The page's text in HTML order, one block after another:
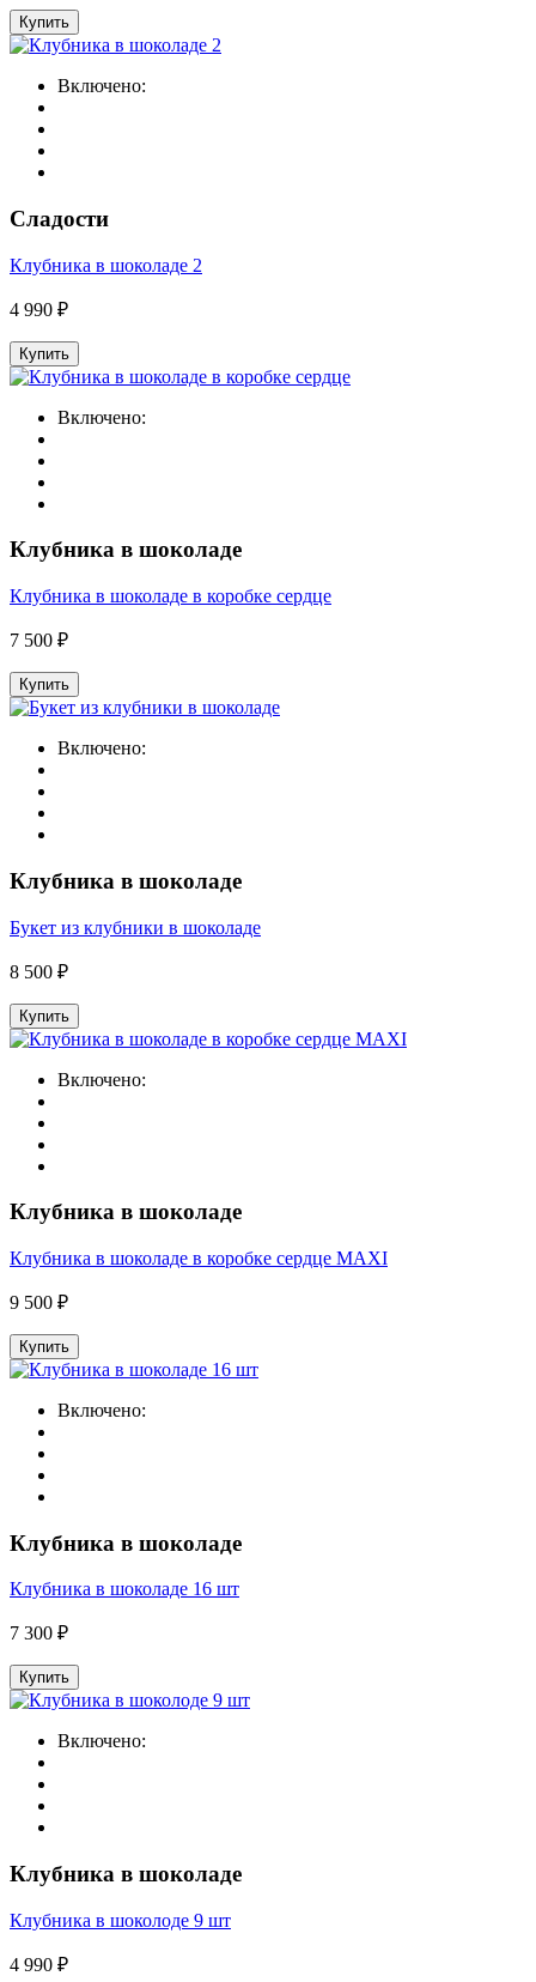
Купить
Включено:
Сладости
Клубника в шоколаде 2
4 990 ₽
Купить
Включено:
Клубника в шоколаде
Клубника в шоколаде в коробке сердце
7 500 ₽
Купить
Включено:
Клубника в шоколаде
Букет из клубники в шоколаде
8 500 ₽
Купить
Включено:
Клубника в шоколаде
Клубника в шоколаде в коробке сердце MAXI
9 500 ₽
Купить
Включено:
Клубника в шоколаде
Клубника в шоколаде 16 шт
7 300 ₽
Купить
Включено:
Клубника в шоколаде
Клубника в шоколоде 9 шт
4 990 ₽